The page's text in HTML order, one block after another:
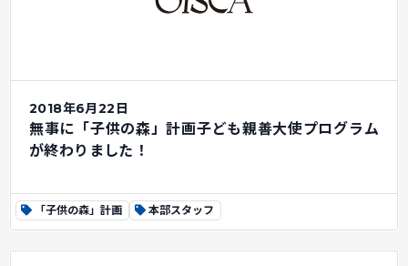
2018年6月22日
無事に「子供の森」計画子ども親善大使プログラム
が終わりました！
「子供の森」計画 本部スタッフ